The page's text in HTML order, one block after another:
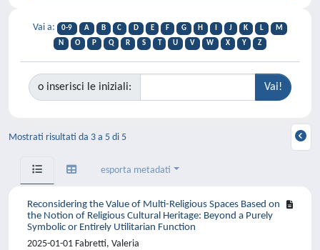
Vai a: 0-9 A B C D E F G H J K L
M
N
O P Q R S T U V W X Y Z
o inserisci le iniziali:
Mostrati risultati da 3 a 5 di 5
esporta metadati
Reconsidering the Value of Multi-Religious Spaces Based on
the Notion of Religious Cultural Heritage: Beyond a Purely
Symbolic or Entirely Utilitarian Function
2025-01-01 Fabretti, Valeria